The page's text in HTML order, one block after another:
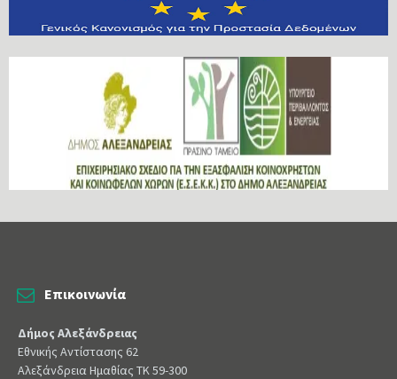
Επικοινωνία
Δήμος Αλεξάνδρειας
Εθνικής Αντίστασης 62
Αλεξάνδρεια Ημαθίας ΤΚ 59-300